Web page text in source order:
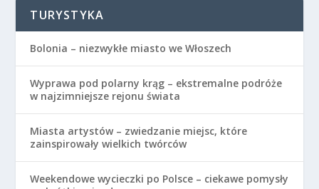
TURYSTYKA
Bolonia – niezwykłe miasto we Włoszech
Wyprawa pod polarny krąg – ekstremalne podróże
w najzimniejsze rejonu świata
Miasta artystów – zwiedzanie miejsc, które
zainspirowały wielkich twórców
Weekendowe wycieczki po Polsce – ciekawe pomysły